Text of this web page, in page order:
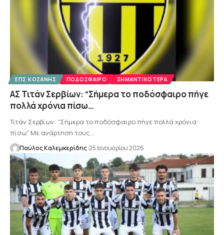
ΕΠΣ ΚΟΖΆΝΗΣ ΠΟΔΌΣΦΑΙΡΟ ΣΗΜΑΝΤΙΚΌΤΕΡΑ
ΑΣ Τιτάν Σερβίων: “Σήμερα το ποδόσφαιρο πήγε
πολλά χρόνια πίσω…
Τιτάν Σερβίων: "Σήμερα το ποδόσφαιρο πήγε πολλά χρόνια
πίσω" Με ανάρτηση τους…
Παύλος Καλεμκερίδης 25 Ιανουαρίου 2026